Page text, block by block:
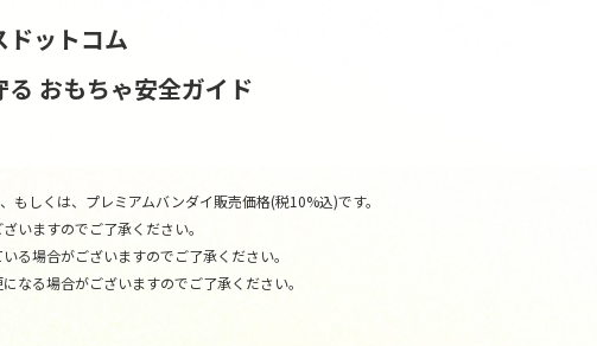
ドットコム
る おもちゃ安全ガイド
しくは、プレミアムバンダイ販売価格(税10%込)です。
いますのでご了承ください。
る場合がございますのでご了承ください。
なる場合がございますのでご了承ください。